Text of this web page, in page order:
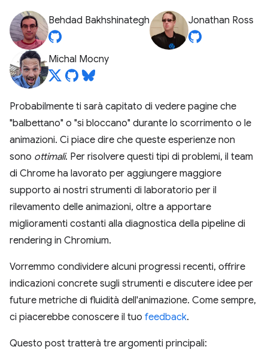
Behdad Bakhshinategh Jonathan Ross
Michal Mocny
Probabilmente ti sarà capitato di vedere pagine che
"balbettano" o "si bloccano" durante lo scorrimento o le
animazioni. Ci piace dire che queste esperienze non
sono ottimali. Per risolvere questi tipi di problemi, il team
di Chrome ha lavorato per aggiungere maggiore
supporto ai nostri strumenti di laboratorio per il
rilevamento delle animazioni, oltre a apportare
miglioramenti costanti alla diagnostica della pipeline di
rendering in Chromium.
Vorremmo condividere alcuni progressi recenti, offrire
indicazioni concrete sugli strumenti e discutere idee per
future metriche di fluidità dell'animazione. Come sempre,
ci piacerebbe conoscere il tuo feedback.
Questo post tratterà tre argomenti principali: